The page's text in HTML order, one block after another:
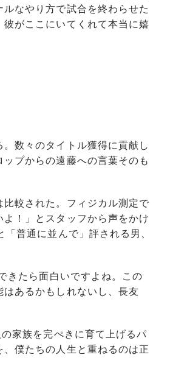
なやり方で試合を終わらせた
がここにいてくれて本当に嬉
数々のタイトル獲得に貢献し
プからの遠藤への言葉そのも
較された。フィジカル測定で
！」とスタッフから声をかけ
普通に並んで」評される男、
きたら面白いですよね。この
あるかもしれないし、長友
家族を完ぺきに育て上げるパ
僕たちの人生と重ねるのは正